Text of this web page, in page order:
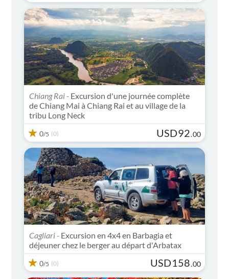
Chiang Rai - Excursion d'une journée complète
de Chiang Mai à Chiang Rai et au village de la
tribu Long Neck
0/5 (0) USD92.00
Cagliari - Excursion en 4x4 en Barbagia et
déjeuner chez le berger au départ d'Arbatax
0/5 (0) USD158.00